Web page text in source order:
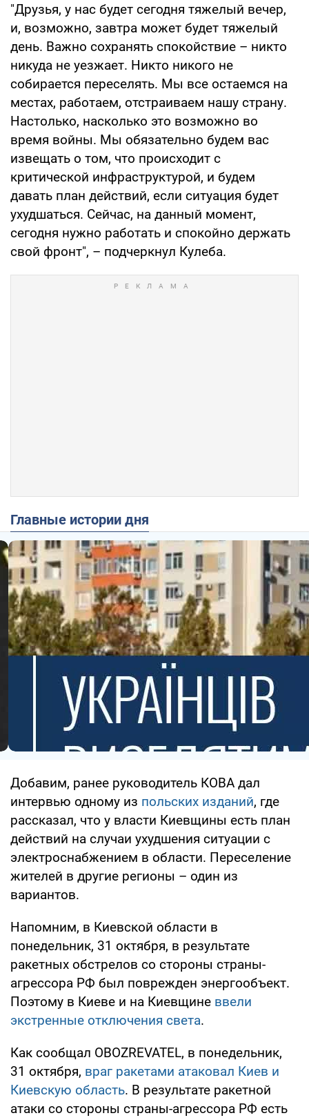
"Друзья, у нас будет сегодня тяжелый вечер,
и, возможно, завтра может будет тяжелый
день. Важно сохранять спокойствие – никто
никуда не уезжает. Никто никого не
собирается переселять. Мы все остаемся на
местах, работаем, отстраиваем нашу страну.
Настолько, насколько это возможно во
время войны. Мы обязательно будем вас
извещать о том, что происходит с
критической инфраструктурой, и будем
давать план действий, если ситуация будет
ухудшаться. Сейчас, на данный момент,
сегодня нужно работать и спокойно держать
свой фронт", – подчеркнул Кулеба.
Главные истории дня
Добавим, ранее руководитель КОВА дал
интервью одному из польских изданий, где
рассказал, что у власти Киевщины есть план
действий на случаи ухудшения ситуации с
электроснабжением в области. Переселение
жителей в другие регионы – один из
вариантов.
Напомним, в Киевской области в
понедельник, 31 октября, в результате
ракетных обстрелов со стороны страны-
агрессора РФ был поврежден энергообъект.
Поэтому в Киеве и на Киевщине ввели
экстренные отключения света.
Как сообщал OBOZREVATEL, в понедельник,
31 октября, враг ракетами атаковал Киев и
Киевскую область. В результате ракетной
атаки со стороны страны-агрессора РФ есть